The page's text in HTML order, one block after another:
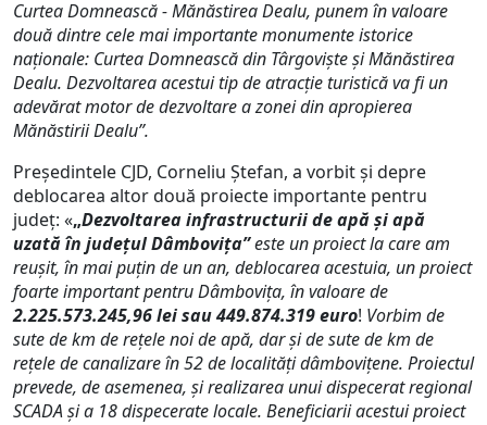
Curtea Domnească - Mănăstirea Dealu, punem în valoare
două dintre cele mai importante monumente istorice
naționale: Curtea Domnească din Târgoviște și Mănăstirea
Dealu. Dezvoltarea acestui tip de atracție turistică va fi un
adevărat motor de dezvoltare a zonei din apropierea
Mănăstirii Dealu”.
Președintele CJD, Corneliu Ștefan, a vorbit și depre
deblocarea altor două proiecte importante pentru
județ: «„Dezvoltarea infrastructurii de apă și apă
uzată în județul Dâmbovița”este un proiect la care am
reușit, în mai puțin de un an, deblocarea acestuia, un proiect
foarte important pentru Dâmbovița, în valoare de
2.225.573.245,96 lei sau 449.874.319 euro! Vorbim de
sute de km de rețele noi de apă, dar și de sute de km de
rețele de canalizare în 52 de localități dâmbovițene. Proiectul
prevede, de asemenea, și realizarea unui dispecerat regional
SCADA și a 18 dispecerate locale. Beneficiarii acestui proiect